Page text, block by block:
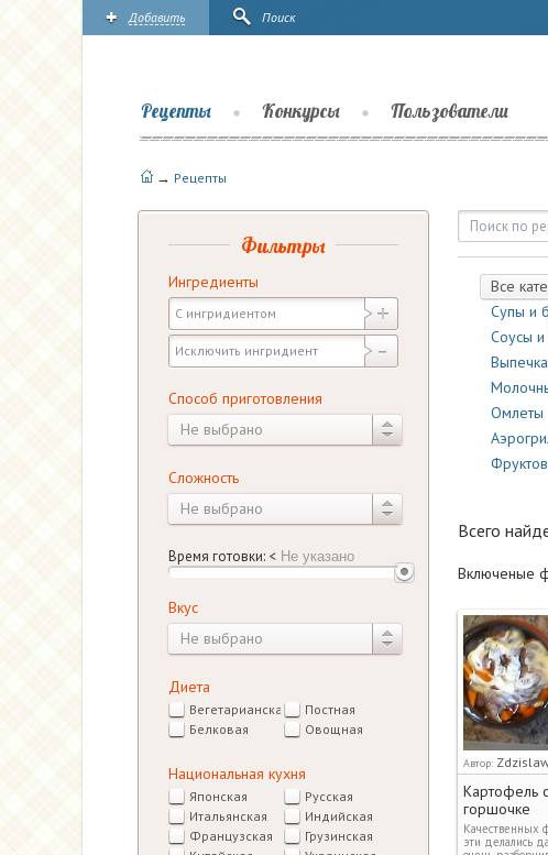
Добавить Поиск
Рецепты Конкурсы Пользователи
→ Рецепты
Рецепты | Повары.ру
Все
Супы и
Соусы и
Выпечка
Омлеты
Всего
Включеные
Автор:
Картофель
горшочке
Качественных
эти делались
Фильтры
Ингредиенты
Способ приготовления
Не выбрано
Сложность
Не выбрано
Время готовки: <
Вкус
Не выбрано
Диета
Вегетарианская
Постная
Белковая
Овощная
Национальная кухня
Японская
Русская
Итальянская
Индийская
Французская
Грузинская